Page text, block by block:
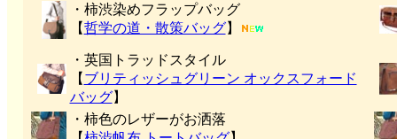
・柿渋染めフラップバッグ
【哲学の道・散策バッグ】
・英国トラッドスタイル
【 ブリティッシュグリーン オックスフォード
バッグ】
・柿色のレザーがお洒落